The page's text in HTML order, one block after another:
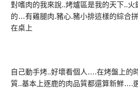
對嗜肉的我來說..烤爐區是我的天下..火
的…有雞腿肉.豬心.豬小排這樣的綜合
在桌上
自己動手烤..好壞看個人….在烤盤上的
質..基本上逐鹿的肉品質都還算新鮮….